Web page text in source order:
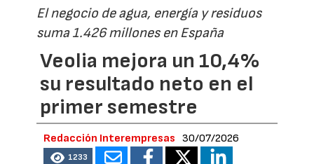
El negocio de agua, energía y residuos
suma 1.426 millones en España
Veolia mejora un 10,4%
su resultado neto en el
primer semestre
Redacción Interempresas 30/07/2026
1233